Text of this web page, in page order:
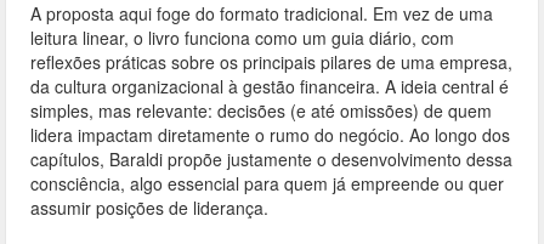
A proposta aqui foge do formato tradicional. Em vez de uma
leitura linear, o livro funciona como um guia diário, com
reflexões práticas sobre os principais pilares de uma empresa,
da cultura organizacional à gestão financeira. A ideia central é
simples, mas relevante: decisões (e até omissões) de quem
lidera impactam diretamente o rumo do negócio. Ao longo dos
capítulos, Baraldi propõe justamente o desenvolvimento dessa
consciência, algo essencial para quem já empreende ou quer
assumir posições de liderança.